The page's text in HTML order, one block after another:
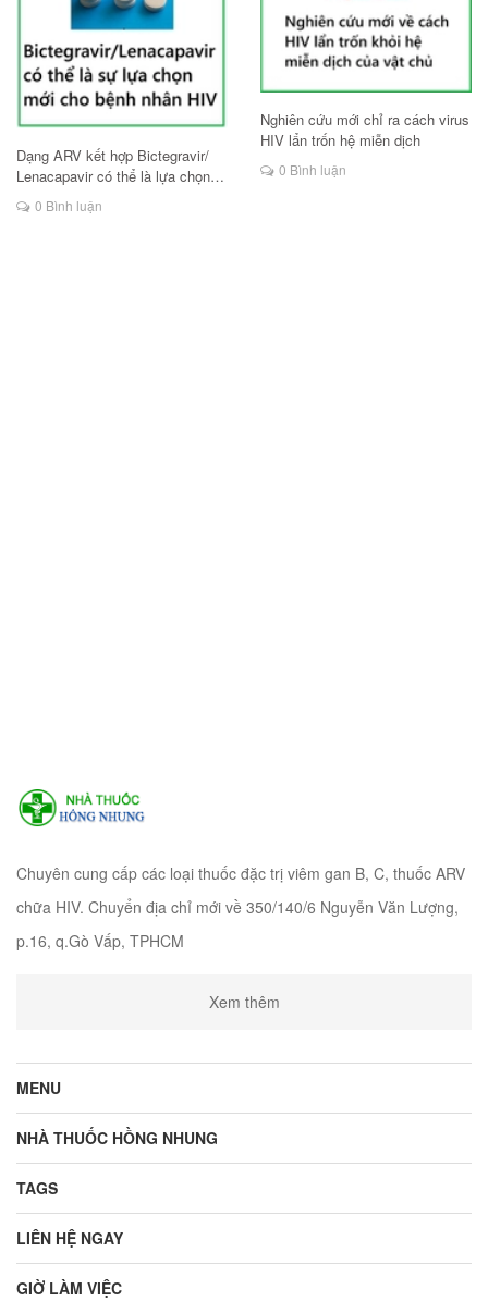
Dạng ARV kết hợp Bictegravir/
Lenacapavir có thể là lựa chọn
0 Bình luận
Nghiên cứu mới chỉ ra cách virus
HIV lẩn trốn hệ miễn dịch
0 Bình luận
Chuyên cung cấp các loại thuốc đặc trị viêm gan B, C, thuốc ARV
chữa HIV. Chuyển địa chỉ mới về 350/140/6 Nguyễn Văn Lượng,
p.16, q.Gò Vấp, TPHCM
Xem thêm
MENU
NHÀ THUỐC HỒNG NHUNG
TAGS
LIÊN HỆ NGAY
GIỜ LÀM VIỆC